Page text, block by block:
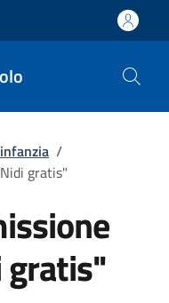
/
gratis"
gratis"